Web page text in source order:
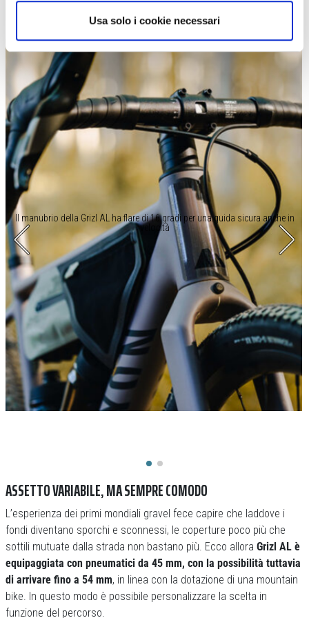
Usa solo i cookie necessari
pioggia. Nessuna paura: si montano e si smontano in pochi
Il manubrio della Grizl AL ha flare di 16 gradi per una guida sicura anche in
velocità
ASSETTO VARIABILE, MA SEMPRE COMODO
L’esperienza dei primi mondiali gravel fece capire che laddove i
fondi diventano sporchi e sconnessi, le coperture poco più che
sottili mutuate dalla strada non bastano più. Ecco allora Grizl AL è
equipaggiata con pneumatici da 45 mm, con la possibilità tuttavia
di arrivare fino a 54 mm, in linea con la dotazione di una mountain
bike. In questo modo è possibile personalizzare la scelta in
funzione del percorso.